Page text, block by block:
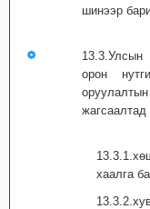
шинээр
13.3.Улсын
орон
жагсаалтад
хаалга